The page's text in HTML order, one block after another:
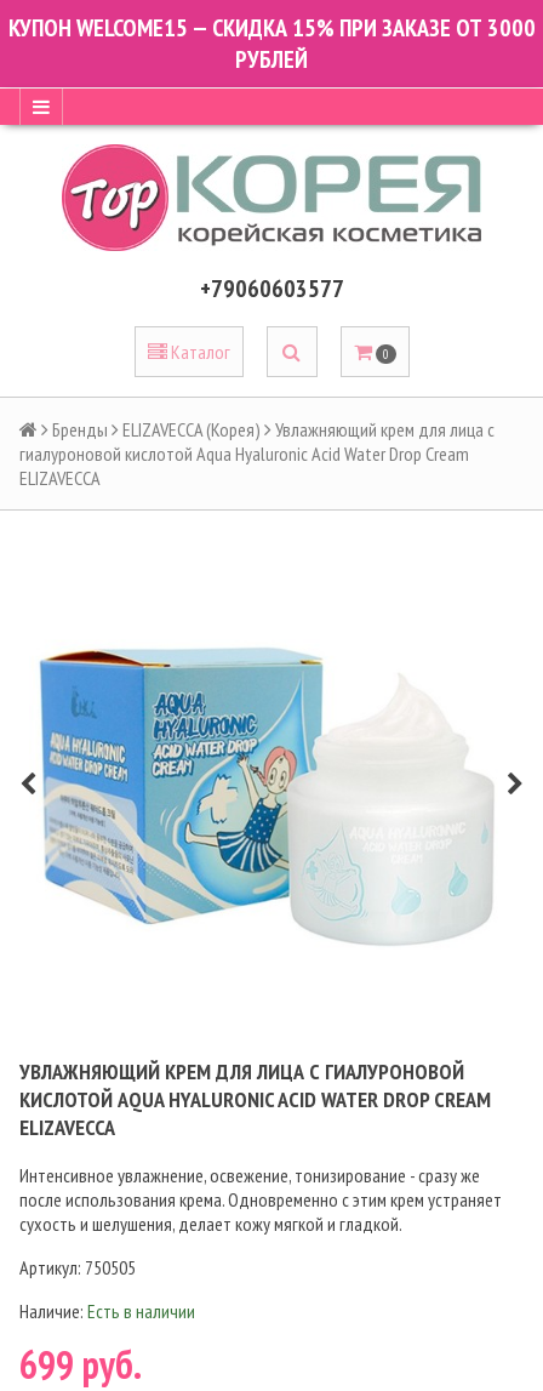
КУПОН WELCOME15 — СКИДКА 15% ПРИ ЗАКАЗЕ ОТ 3000
РУБЛЕЙ
+79060603577
Каталог 0
Бренды ELIZAVECCA (Корея)
Увлажняющий крем для лица с
гиалуроновой кислотой Aqua Hyaluronic Acid Water Drop Cream
ELIZAVECCA
УВЛАЖНЯЮЩИЙ КРЕМ ДЛЯ ЛИЦА С ГИАЛУРОНОВОЙ
КИСЛОТОЙ AQUA HYALURONIC ACID WATER DROP CREAM
ELIZAVECCA
Интенсивное увлажнение, освежение, тонизирование - сразу же
после использования крема. Одновременно с этим крем устраняет
сухость и шелушения, делает кожу мягкой и гладкой.
Артикул: 750505
Наличие: Есть в наличии
699 руб.